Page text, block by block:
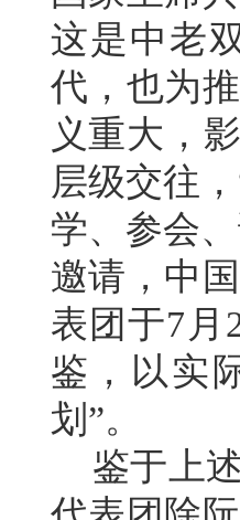
这是中老
代，也为
义重大，
层级交往
学、参会
邀请，中
表团于7月
鉴，以实
划”。
鉴于上述